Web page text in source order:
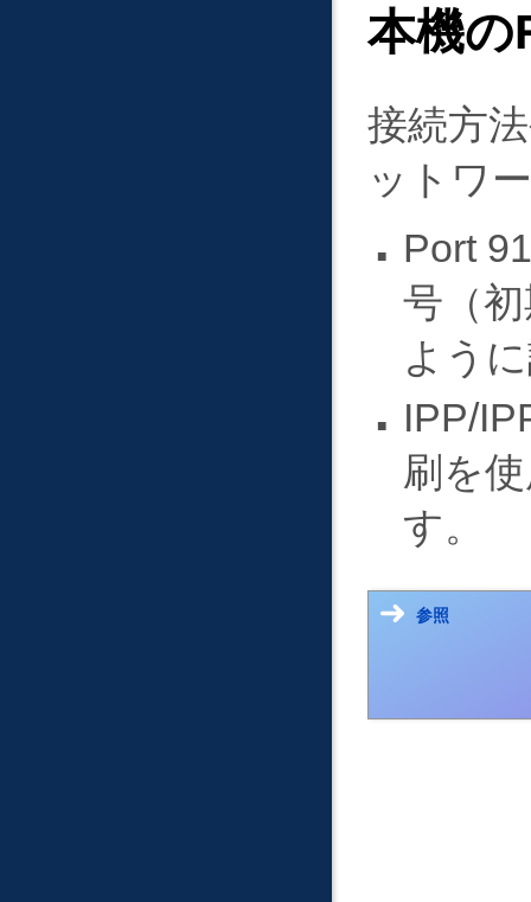
本機の
接続方
ットワ
Port
号（
よう
IPP/
刷を
す。
参照